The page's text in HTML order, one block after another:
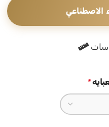
بطبعة ورود ملونة تغطي القماش
بليزر تجعل هذه القطعة
مع أساس العباية وتكمل
المناسبات وكل لحظة تستحق
الاصطناعي
*